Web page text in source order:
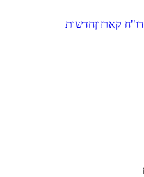
דו"ח קארזוןחדשות